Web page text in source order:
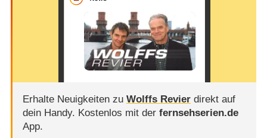
Erhalte Neuigkeiten zu Wolffs Revierdirekt auf
dein Handy. Kostenlos mit der fernsehserien.de
App.